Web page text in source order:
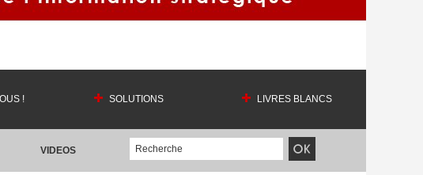
! SOLUTIONS LIVRES BLANCS
VIDEOS